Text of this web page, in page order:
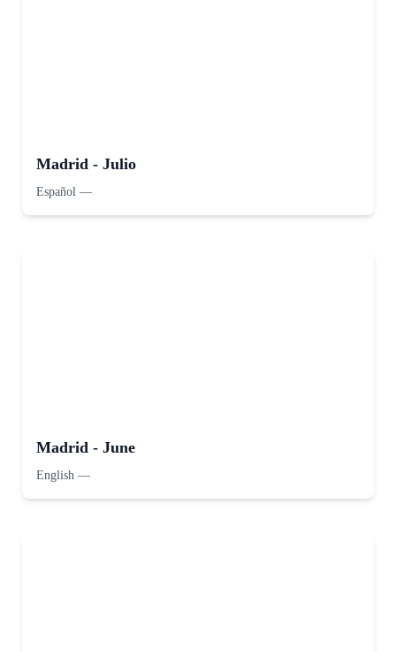
Madrid - Julio
Español —
Madrid - June
English —